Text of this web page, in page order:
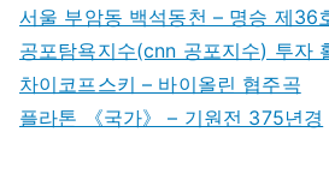
서울 부암동 백석동천 – 명승 제36
공포탐욕지수(cnn 공포지수) 투자
차이코프스키 – 바이올린 협주곡
플라톤 《국가》 – 기원전 375년경